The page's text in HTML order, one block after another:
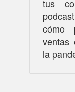
tus
cómo
ventas
la